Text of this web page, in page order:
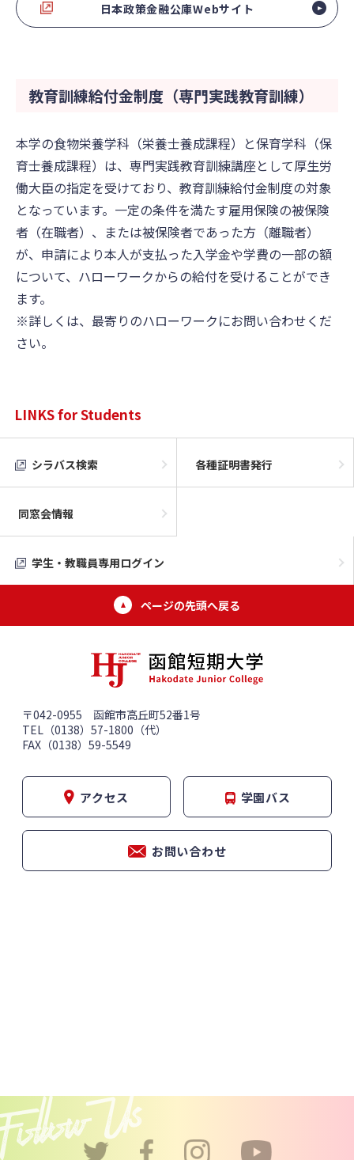
日本政策金融公庫Webサイト
教育訓練給付金制度（専門実践教育訓練）
本学の食物栄養学科（栄養士養成課程）と保育学科（保
育士養成課程）は、専門実践教育訓練講座として厚生労
働大臣の指定を受けており、教育訓練給付金制度の対象
となっています。一定の条件を満たす雇用保険の被保険
者（在職者）、または被保険者であった方（離職者）
が、申請により本人が支払った入学金や学費の一部の額
について、ハローワークからの給付を受けることができ
ます。
※詳しくは、最寄りのハローワークにお問い合わせくだ
さい。
LINKS for Students
シラバス検索 各種証明書発行
同窓会情報
学生・教職員専用ログイン
ページの先頭へ戻る
〒042-0955 函館市高丘町52番1号
TEL（0138）57-1800（代）
FAX（0138）59-5549
アクセス 学園バス
お問い合わせ